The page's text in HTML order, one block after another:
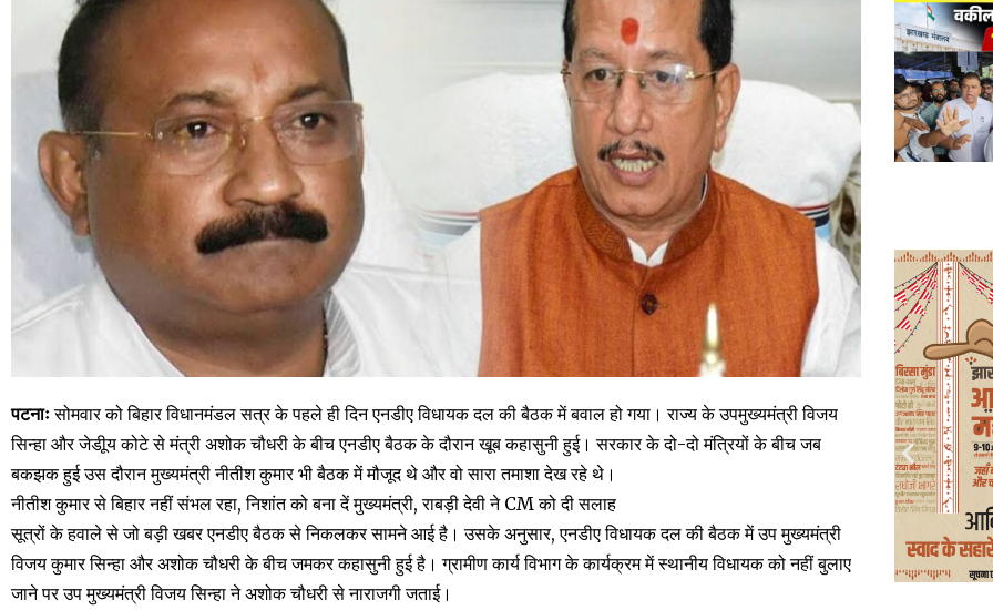
पटनाःसोमवार को बिहार विधानमंडल सत्र के पहले ही दिन एनडीए विधायक दल की बैठक में बवाल हो गया। राज्य के उपमुख्यमंत्री विजय
सिन्हा और जेडीूय कोटे से मंत्री अशोक चौधरी के बीच एनडीए बैठक के दौरान खूब कहासुनी हुई। सरकार के दो-दो मंत्रियों के बीच जब
बकझक हुई उस दौरान मुख्यमंत्री नीतीश कुमार भी बैठक में मौजूद थे और वो सारा तमाशा देख रहे थे।
नीतीश कुमार से बिहार नहीं संभल रहा, निशांत को बना दें मुख्यमंत्री, राबड़ी देवी ने CM को दी सलाह
सूत्रों के हवाले से जो बड़ी खबर एनडीए बैठक से निकलकर सामने आई है। उसके अनुसार, एनडीए विधायक दल की बैठक में उप मुख्यमंत्री
विजय कुमार सिन्हा और अशोक चौधरी के बीच जमकर कहासुनी हुई है। ग्रामीण कार्य विभाग के कार्यक्रम में स्थानीय विधायक को नहीं बुलाए
जाने पर उप मुख्यमंत्री विजय सिन्हा ने अशोक चौधरी से नाराजगी जताई।